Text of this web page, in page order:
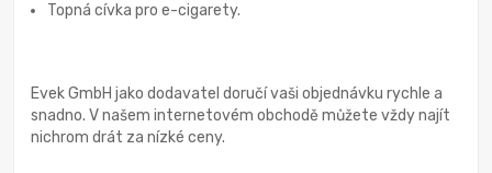
Topná cívka pro e-cigarety.
Evek GmbH jako dodavatel doručí vaši objednávku rychle a
snadno. V našem internetovém obchodě můžete vždy najít
nichrom drát za nízké ceny.